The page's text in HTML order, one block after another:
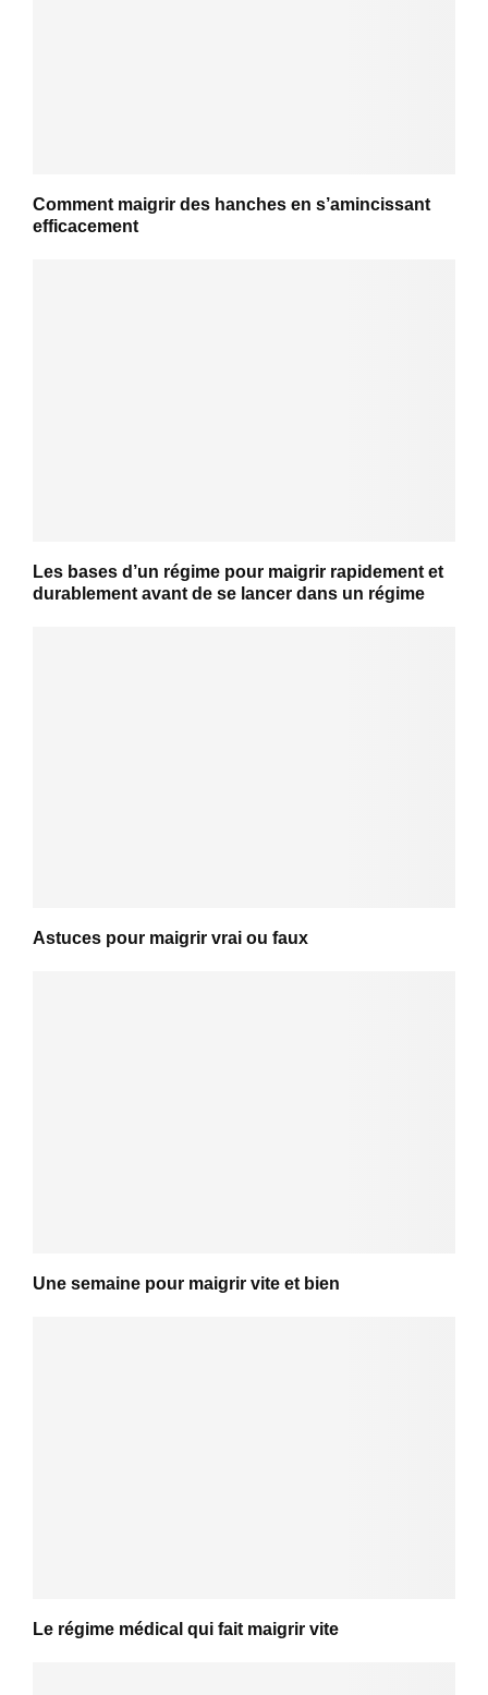
Comment maigrir des hanches en s’amincissant
efficacement
Les bases d’un régime pour maigrir rapidement et
durablement avant de se lancer dans un régime
Astuces pour maigrir vrai ou faux
Une semaine pour maigrir vite et bien
Le régime médical qui fait maigrir vite